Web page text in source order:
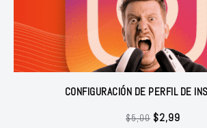
CONFIGURACIÓN DE PERFIL DE
$5,00 El
$2,99